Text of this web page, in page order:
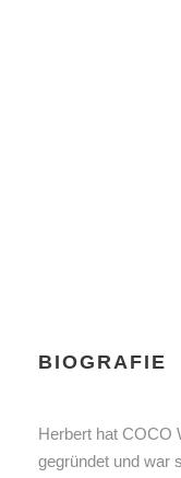
BIOGRAFIE
Herbert hat COCO
gegründet und war